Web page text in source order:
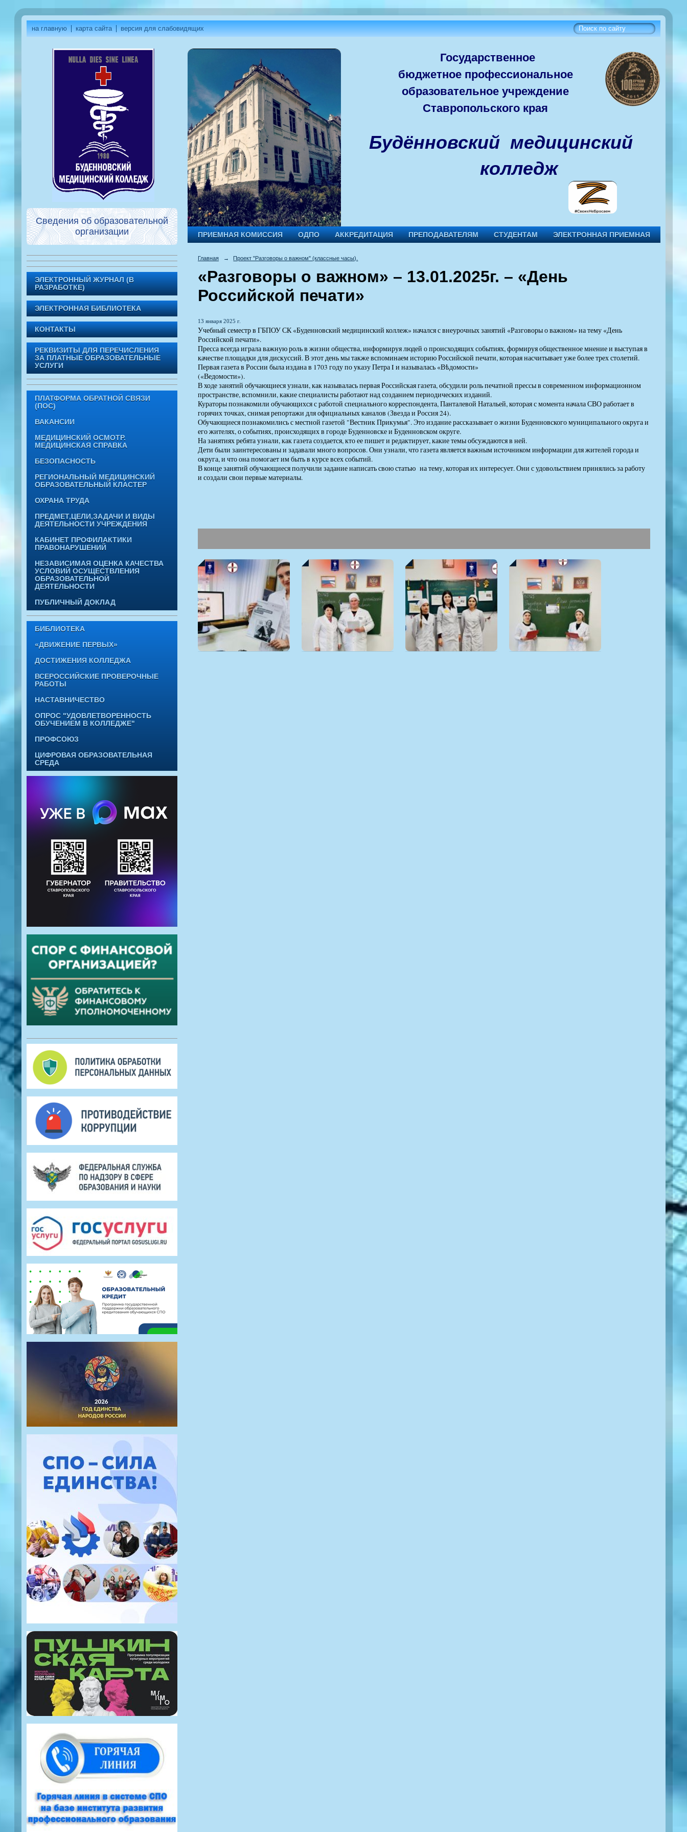
на главную карта сайта версия для слабовидящих
Сведения об образовательной
организации
ЭЛЕКТРОННЫЙ ЖУРНАЛ (В
РАЗРАБОТКЕ)
ЭЛЕКТРОННАЯ БИБЛИОТЕКА
КОНТАКТЫ
РЕКВИЗИТЫ ДЛЯ ПЕРЕЧИСЛЕНИЯ
ЗА ПЛАТНЫЕ ОБРАЗОВАТЕЛЬНЫЕ
УСЛУГИ
ПЛАТФОРМА ОБРАТНОЙ СВЯЗИ
(ПОС)
ВАКАНСИИ
МЕДИЦИНСКИЙ ОСМОТР.
МЕДИЦИНСКАЯ СПРАВКА
БЕЗОПАСНОСТЬ
РЕГИОНАЛЬНЫЙ МЕДИЦИНСКИЙ
ОБРАЗОВАТЕЛЬНЫЙ КЛАСТЕР
ОХРАНА ТРУДА
ПРЕДМЕТ,ЦЕЛИ,ЗАДАЧИ И ВИДЫ
ДЕЯТЕЛЬНОСТИ УЧРЕЖДЕНИЯ
КАБИНЕТ ПРОФИЛАКТИКИ
ПРАВОНАРУШЕНИЙ
НЕЗАВИСИМАЯ ОЦЕНКА КАЧЕСТВА
УСЛОВИЙ ОСУЩЕСТВЛЕНИЯ
ОБРАЗОВАТЕЛЬНОЙ
ДЕЯТЕЛЬНОСТИ
ПУБЛИЧНЫЙ ДОКЛАД
БИБЛИОТЕКА
«ДВИЖЕНИЕ ПЕРВЫХ»
ДОСТИЖЕНИЯ КОЛЛЕДЖА
ВСЕРОССИЙСКИЕ ПРОВЕРОЧНЫЕ
РАБОТЫ
НАСТАВНИЧЕСТВО
ОПРОС "УДОВЛЕТВОРЕННОСТЬ
ОБУЧЕНИЕМ В КОЛЛЕДЖЕ"
ПРОФСОЮЗ
ЦИФРОВАЯ ОБРАЗОВАТЕЛЬНАЯ
СРЕДА
Государственное
бюджетноепрофессиональное
образовательное учреждение
Ставропольского края
Будённовский медицинский
колледж
ПРИЕМНАЯ КОМИССИЯ ОДПО АККРЕДИТАЦИЯ ПРЕПОДАВАТЕЛЯМ СТУДЕНТАМ ЭЛЕКТРОННАЯ ПРИЕМНАЯ
Главная → Проект "Разговоры о важном" (классные часы).
«Разговоры о важном» – 13.01.2025г. – «День
Российской печати»
13 января 2025 г.
Учебный семестр в ГБПОУ СК «Буденновский медицинский коллеж» начался с внеурочных занятий «Разговоры о важном» на тему «День
Российской печати».
Пресса всегда играла важную роль в жизни общества, информируя людей о происходящих событиях, формируя общественное мнение и выступая в
качестве площадки для дискуссий. В этот день мы также вспоминаем историю Российской печати, которая насчитывает уже более трех столетий.
Первая газета в России была издана в 1703 году по указу Петра I и называлась «Вѣдомости»
(«Ведомости»).
В ходе занятий обучающиеся узнали, как называлась первая Российская газета, обсудили роль печатной прессы в современном информационном
пространстве, вспомнили, какие специалисты работают над созданием периодических изданий.
Кураторы познакомили обучающихся с работой специального корреспондента, Панталевой Натальей, которая с момента начала СВО работает в
горячих точках, снимая репортажи для официальных каналов (Звезда и Россия 24).
Обучающиеся познакомились с местной газетой "Вестник Прикумья". Это издание рассказывает о жизни Буденновского муниципального округа и
его жителях, о событиях, происходящих в городе Буденновске и Буденновском округе.
На занятиях ребята узнали, как газета создается, кто ее пишет и редактирует, какие темы обсуждаются в ней.
Дети были заинтересованы и задавали много вопросов. Они узнали, что газета является важным источником информации для жителей города и
округа, и что она помогает им быть в курсе всех событий.
В конце занятий обучающиеся получили задание написать свою статью на тему, которая их интересует. Они с удовольствием принялись за работу
и создали свои первые материалы.